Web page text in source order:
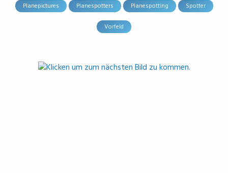
Planepictures Planespotters Planespotting Spotter
Vorfeld